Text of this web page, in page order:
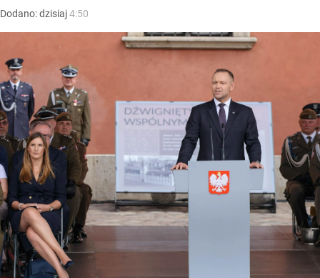
Dodano:dzisiaj4:50